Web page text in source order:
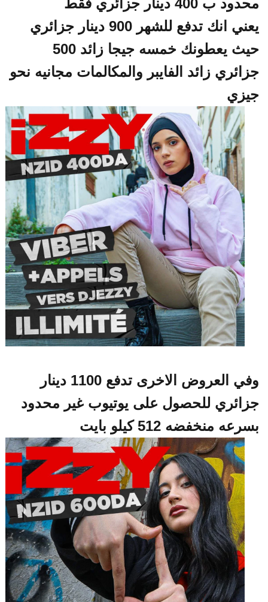
يعني انك تدفع للشهر 900 دينار جزائري
حيث يعطونك خمسه جيجا زائد 500
زائد الفايبر والمكالمات مجانيه نحو
وفي العروض الاخرى تدفع 1100 دينار
للحصول على يوتيوب غير محدود
منخفضه 512 كيلو بايت